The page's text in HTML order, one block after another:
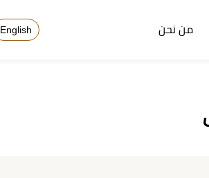
من نحن English